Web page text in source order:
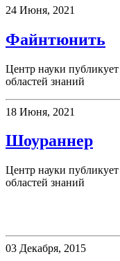
24 Июня, 2021
Файнтюнить
Центр науки
областей знаний
18 Июня, 2021
Шоураннер
Центр науки
областей знаний
03 Декабря, 2015